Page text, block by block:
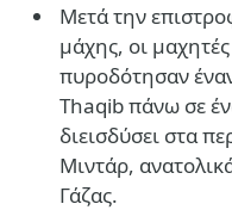
Mετά την
μάχης, οι
πυροδότησαν
Thaqib πάνω σε
διεισδύσει στα
Μιντάρ,
Γάζας.